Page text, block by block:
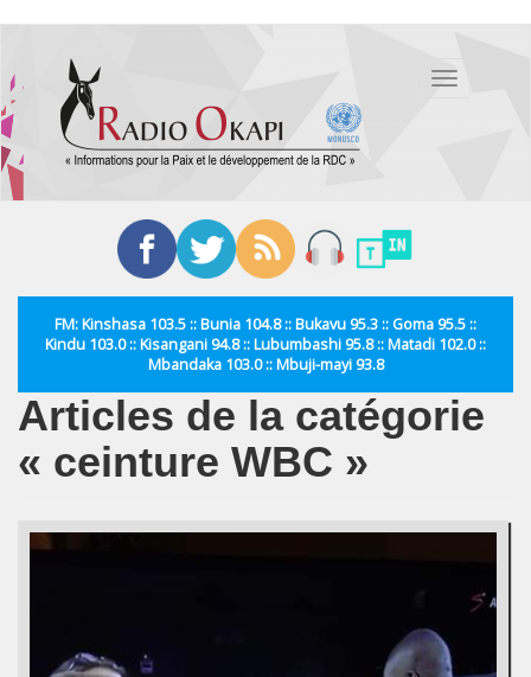
contenu
principal
Toggle
FM: Kinshasa 103.5 :: Bunia 104.8 :: Bukavu 95.3 :: Goma 95.5 ::
Kindu 103.0 :: Kisangani 94.8 :: Lubumbashi 95.8 :: Matadi 102.0 ::
Mbandaka 103.0 :: Mbuji-mayi 93.8
Articles de la catégorie
« ceinture WBC »